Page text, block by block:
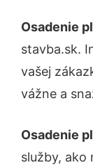
Osadenie
stavba.sk.
vašej
vážne a
Osadenie
služby, ako